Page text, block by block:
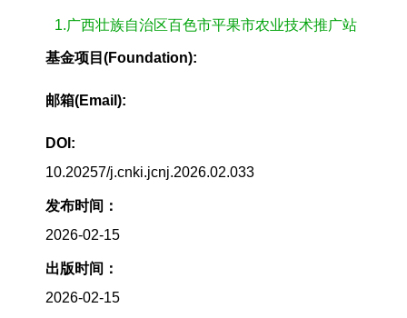
1.广西壮族自治区百色市平果市农业技术推广站
基金项目(Foundation):
邮箱(Email):
DOI:
10.20257/j.cnki.jcnj.2026.02.033
发布时间：
2026-02-15
出版时间：
2026-02-15